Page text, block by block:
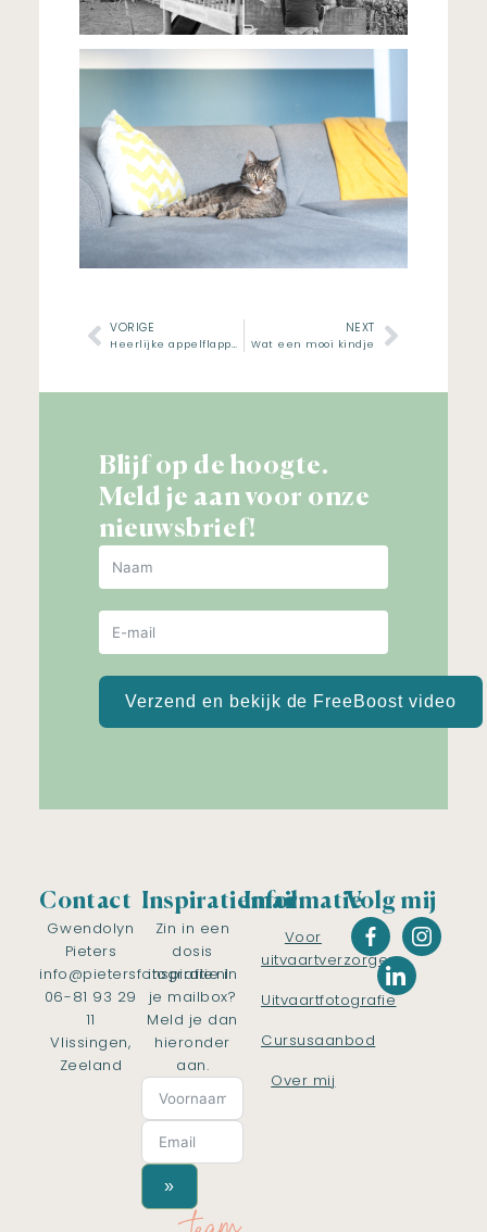
VORIGE
Heerlijke appelflappen!
NEXT
Wat een mooi kindje
Blijf op de hoogte.
Meld je aan voor onze
nieuwsbrief!
Verzend en bekijk de FreeBoost video
Contact
Gwendolyn
Pieters
info@pietersfotografie.nl
06-81 93 29
11
Vlissingen,
Zeeland
Inspiratiemail
Zin in een
dosis
inspiratie in
je mailbox?
Meld je dan
hieronder
aan.
»
Informatie
Voor
uitvaartverzorgers
Uitvaartfotografie
Cursusaanbod
Over mij
Volg mij